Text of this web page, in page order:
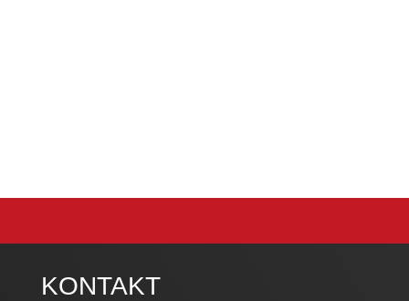
KONTAKT